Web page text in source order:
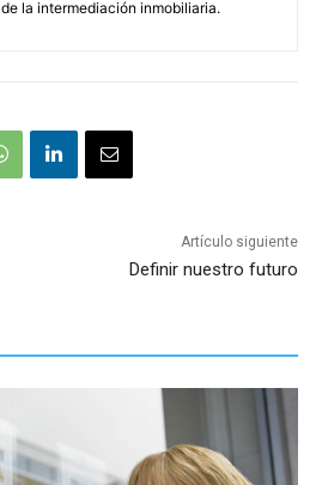
de la intermediación inmobiliaria.
Artículo siguiente
Definir nuestro futuro